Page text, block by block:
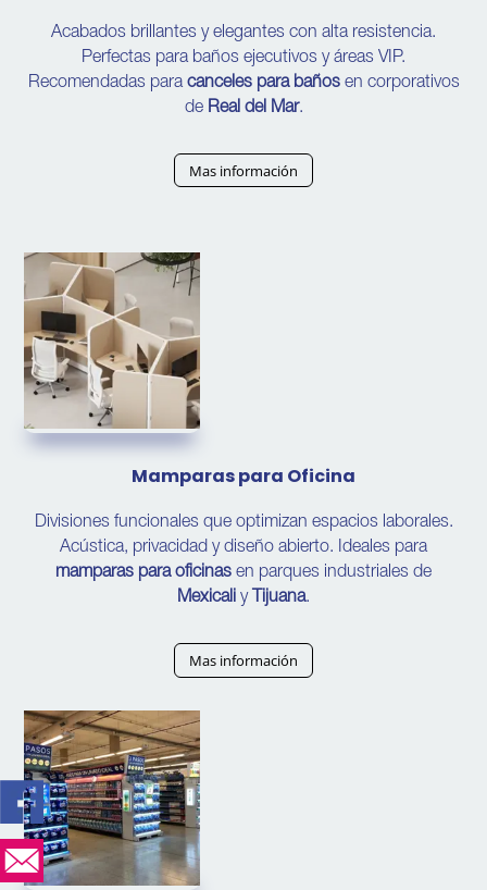
Acabados brillantes y elegantes con alta resistencia.
Perfectas para baños ejecutivos y áreas VIP.
Recomendadas para canceles para bañosen corporativos
de Real del Mar.
Mas información
Mamparas para Oficina
Divisiones funcionales que optimizan espacios laborales.
Acústica, privacidad y diseño abierto. Ideales para
mamparas para oficinas en parques industriales de
Mexicali y Tijuana.
Mas información